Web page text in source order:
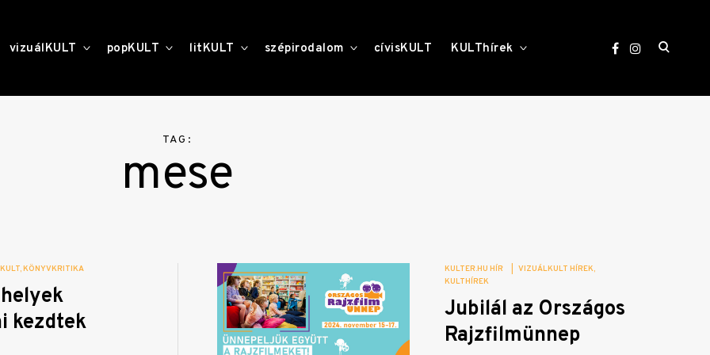
vizuálKULT toggle
child
popKULT toggle
child
litKULT toggle
child
szépirodalom toggle
childcívisKULT KULThírek
open
TAG:
mese
KÖNYVKRITIKA
kezdtek
KULTER.HU HÍR
VIZUÁLKULT HÍREK
KULTHÍREK
Jubilál az Országos
Rajzfilmünnep